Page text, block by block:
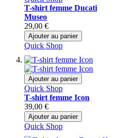
T-shirt femme Ducati
Museo
29,00 €
Ajouter au panier
Quick Shop
Ajouter au panier
Quick Shop
T-shirt femme Icon
39,00 €
Ajouter au panier
Quick Shop